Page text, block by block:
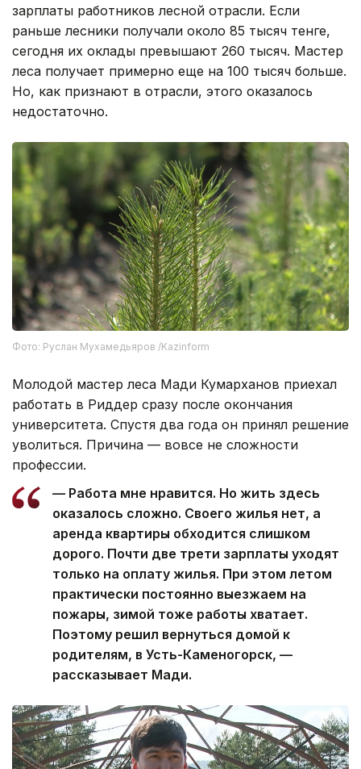
обновило технику и значительно увеличило
зарплаты работников лесной отрасли. Если
раньше лесники получали около 85 тысяч тенге,
сегодня их оклады превышают 260 тысяч. Мастер
леса получает примерно еще на 100 тысяч больше.
Но, как признают в отрасли, этого оказалось
Молодой мастер леса Мади Кумарханов приехал
работать в Риддер сразу после окончания
университета. Спустя два года он принял решение
уволиться. Причина — вовсе не сложности
профессии.
— Работа мне нравится. Но жить здесь
оказалось сложно. Своего жилья нет, а
аренда квартиры обходится слишком
дорого. Почти две трети зарплаты уходят
только на оплату жилья. При этом летом
практически постоянно выезжаем на
пожары, зимой тоже работы хватает.
Поэтому решил вернуться домой к
родителям, в Усть-Каменогорск, —